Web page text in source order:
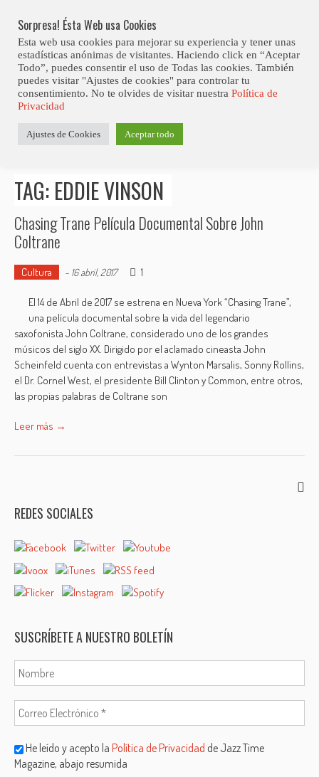
content
Club Contest.
Posts tagged "Eddie Vinson"
TAG: EDDIE VINSON
Chasing Trane Película Documental Sobre John
Coltrane
Cultura - 16 abril, 2017 1
El 14 de Abril de 2017 se estrena en Nueva York “Chasing Trane”,
una película documental sobre la vida del legendario
saxofonista John Coltrane, considerado uno de los grandes
músicos del siglo XX. Dirigido por el aclamado cineasta John
Scheinfeld cuenta con entrevistas a Wynton Marsalis, Sonny Rollins,
el Dr. Cornel West, el presidente Bill Clinton y Common, entre otros,
las propias palabras de Coltrane son
Leer más →
REDES SOCIALES
SUSCRÍBETE A NUESTRO BOLETÍN
He leído y acepto laPolítica de Privacidad de Jazz Time
Magazine, abajo resumida
Sorpresa! Ésta Web usa Cookies
Esta web usa cookies para mejorar su experiencia y tener unas
estadísticas anónimas de visitantes. Haciendo click en “Aceptar
Todo”, puedes consentir el uso de Todas las cookies. También
puedes visitar "Ajustes de cookies" para controlar tu
consentimiento. No te olvides de visitar nuestra Política de
Privacidad
Ajustes de Cookies Aceptar todo